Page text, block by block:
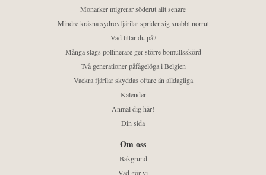
Monarker migrerar söderut allt senare
Mindre kräsna sydrovfjärilar sprider sig snabbt norrut
Vad tittar du på?
Många slags pollinerare ger större bomullsskörd
Två generationer påfågelöga i Belgien
Vackra fjärilar skyddas oftare än alldagliga
Kalender
Anmäl dig här!
Din sida
Om oss
Bakgrund
Vad gör vi